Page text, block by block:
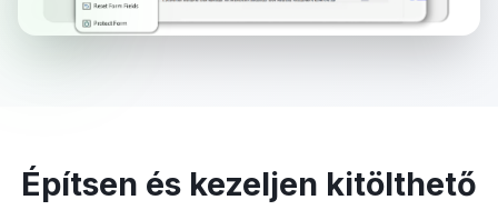
Építsen és kezeljen kitölthető